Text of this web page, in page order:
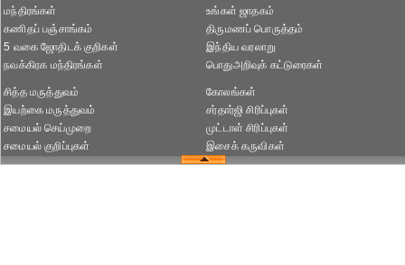
மந்திரங்கள்
கணிதப் பஞ்சாங்கம்
5 வகை ஜோதிடக் குறிகள்
நவக்கிரக மந்திரங்கள்
உங்கள் ஜாதகம்
திருமணப் பொருத்தம்
இந்திய வரலாறு
பொதுஅறிவுக் கட்டுரைகள்
சித்த மருத்துவம்
இயற்கை மருத்துவம்
சமையல் செய்முறை
சமையல் குறிப்புகள்
கோலங்கள்
சர்தார்ஜி சிரிப்புகள்
முட்டாள் சிரிப்புகள்
இசைக் கருவிகள்